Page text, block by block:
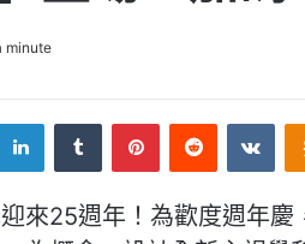
minute
來25週年！為歡度週年